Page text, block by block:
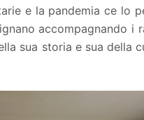
e la pandemia ce lo
accompagnando i
sua storia e sua della